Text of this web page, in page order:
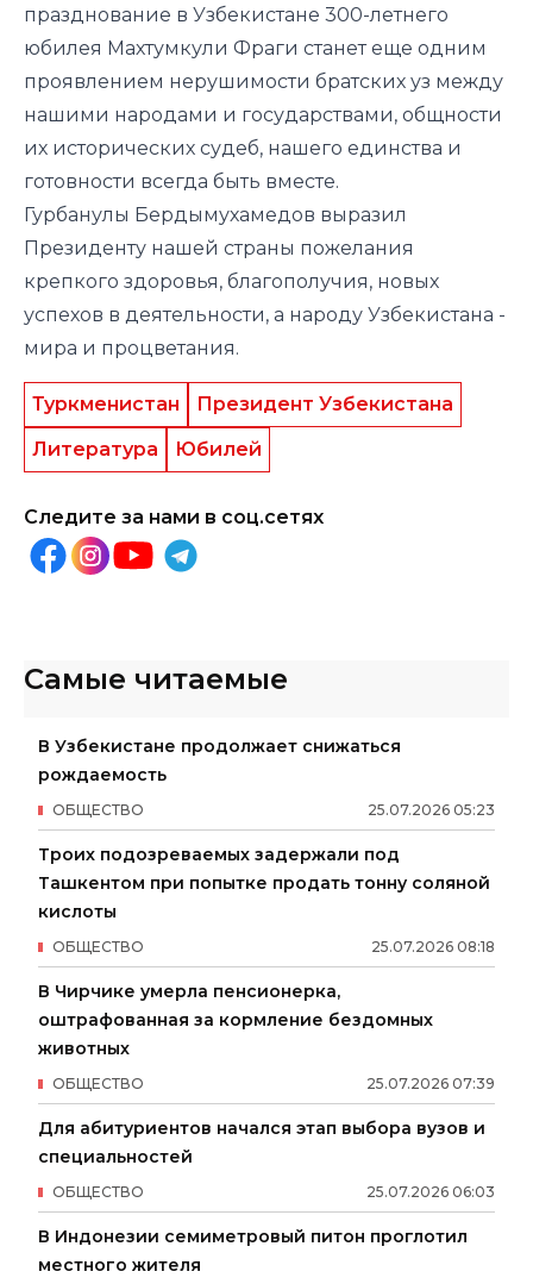
празднование в Узбекистане 300-летнего
юбилея Махтумкули Фраги станет еще одним
проявлением нерушимости братских уз между
нашими народами и государствами, общности
их исторических судеб, нашего единства и
готовности всегда быть вместе.
Гурбанулы Бердымухамедов выразил
Президенту нашей страны пожелания
крепкого здоровья, благополучия, новых
успехов в деятельности, а народу Узбекистана -
мира и процветания.
Туркменистан
Президент Узбекистана
Литература
Юбилей
Следите за нами в соц.сетях
Самые читаемые
В Узбекистане продолжает снижаться
рождаемость
25.07.2026 05:23
ОБЩЕСТВО
Троих подозреваемых задержали под
Ташкентом при попытке продать тонну соляной
кислоты
25.07.2026 08:18
ОБЩЕСТВО
В Чирчике умерла пенсионерка,
оштрафованная за кормление бездомных
животных
25.07.2026 07:39
ОБЩЕСТВО
Для абитуриентов начался этап выбора вузов и
специальностей
25.07.2026 06:03
ОБЩЕСТВО
В Индонезии семиметровый питон проглотил
местного жителя